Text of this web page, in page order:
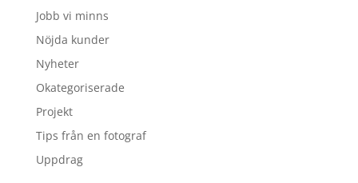
Jobb vi minns
Nöjda kunder
Nyheter
Okategoriserade
Projekt
Tips från en fotograf
Uppdrag